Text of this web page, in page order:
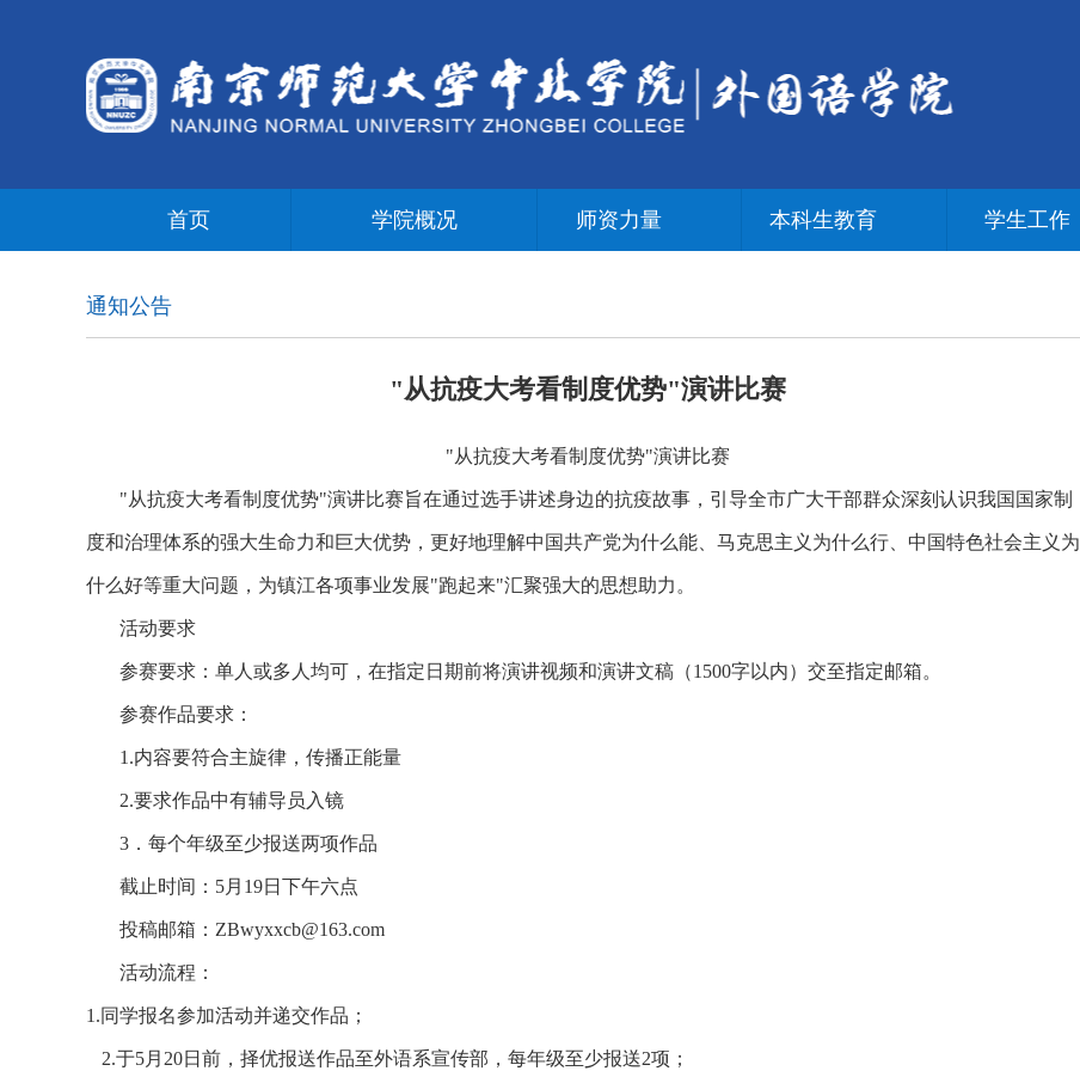
首页 学院概况 师资力量 本科生教育 学生工作
通知公告
"从抗疫大考看制度优势"演讲比赛
"从抗疫大考看制度优势"演讲比赛
"从抗疫大考看制度优势"演讲比赛旨在通过选手讲述身边的抗疫故事，引导全市广大干部群众深刻认识我国国家制
度和治理体系的强大生命力和巨大优势，更好地理解中国共产党为什么能、马克思主义为什么行、中国特色社会主义为
什么好等重大问题，为镇江各项事业发展"跑起来"汇聚强大的思想助力。
活动要求
参赛要求：单人或多人均可，在指定日期前将演讲视频和演讲文稿（1500字以内）交至指定邮箱。
参赛作品要求：
1.内容要符合主旋律，传播正能量
2.要求作品中有辅导员入镜
3．每个年级至少报送两项作品
截止时间：5月19日下午六点
投稿邮箱：ZBwyxxcb@163.com
活动流程：
1.同学报名参加活动并递交作品；
2.于5月 20日前，择优报送作品至外语系宣传部，每年级至少报送2项；